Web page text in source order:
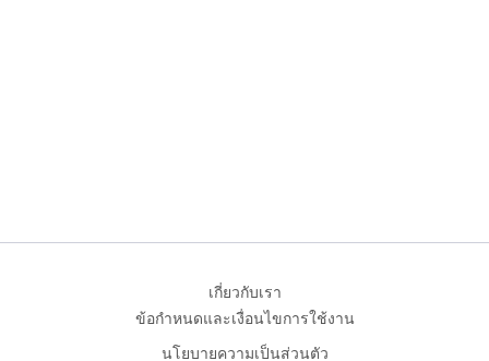
เกี่ยวกับเรา
ข้อกำหนดและเงื่อนไขการใช้งาน
นโยบายความเป็นส่วนตัว